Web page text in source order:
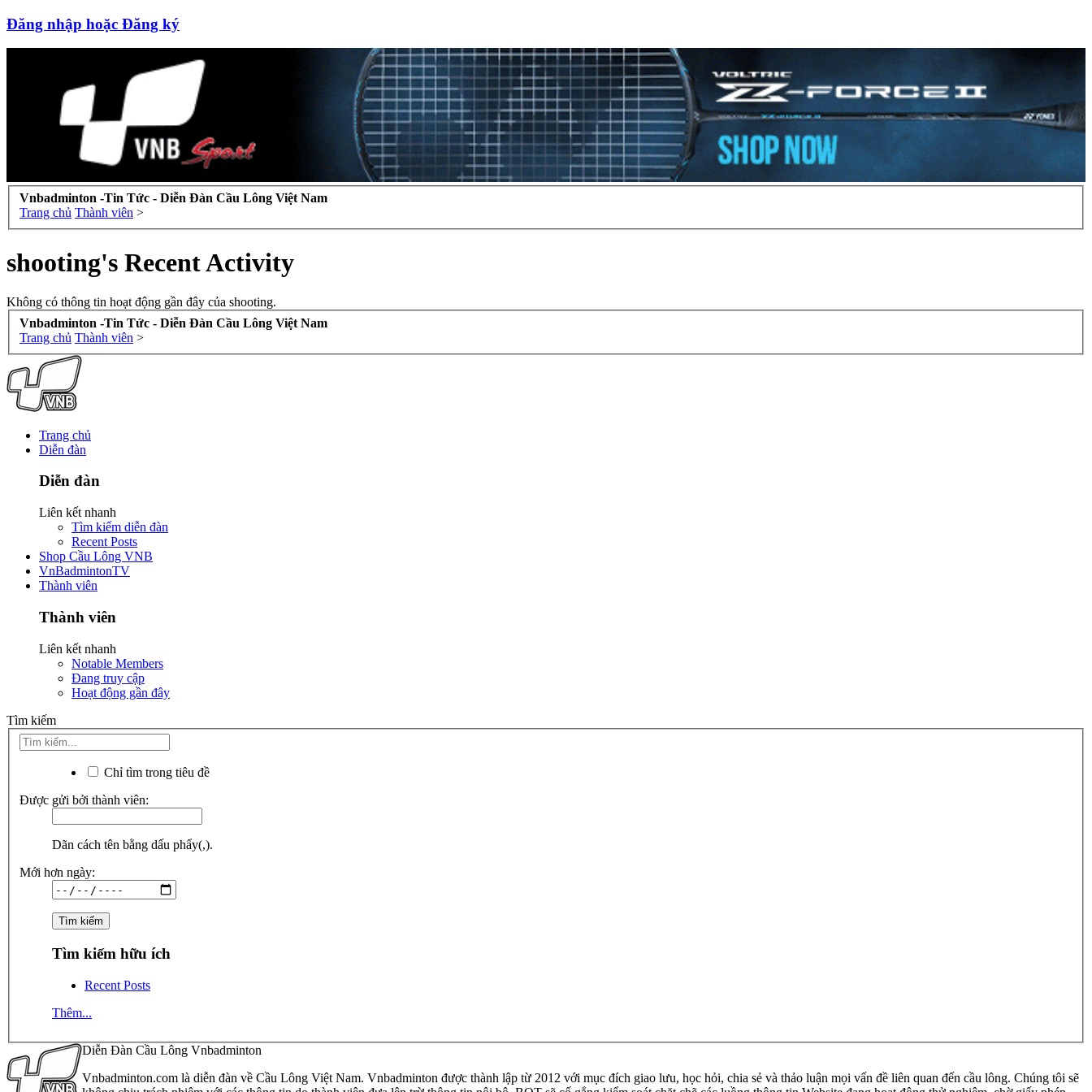
Đăng nhập hoặc Đăng ký
Vnbadminton -Tin Tức - Diễn Đàn Cầu Lông Việt Nam
Trang chủ Thành viên >
shooting's Recent Activity
Không có thông tin hoạt động gần đây của shooting.
Vnbadminton -Tin Tức - Diễn Đàn Cầu Lông Việt Nam
Trang chủ Thành viên >
Trang chủ
Diễn đàn
Diễn đàn
Liên kết nhanh
Tìm kiếm diễn đàn
Recent Posts
Shop Cầu Lông VNB
VnBadmintonTV
Thành viên
Thành viên
Liên kết nhanh
Notable Members
Đang truy cập
Hoạt động gần đây
Tìm kiếm
Chỉ tìm trong tiêu đề
Được gửi bởi thành viên:
Dãn cách tên bằng dấu phẩy(,).
Mới hơn ngày:
Tìm kiếm hữu ích
Recent Posts
Thêm...
Diễn Đàn Cầu Lông Vnbadminton
Vnbadminton.com là diễn đàn về Cầu Lông Việt Nam. Vnbadminton được thành lập từ 2012 với mục đích giao lưu, học hỏi, chia sẻ và thảo luận mọi vấn đề liên quan đến cầu lông. Chúng tôi sẽ